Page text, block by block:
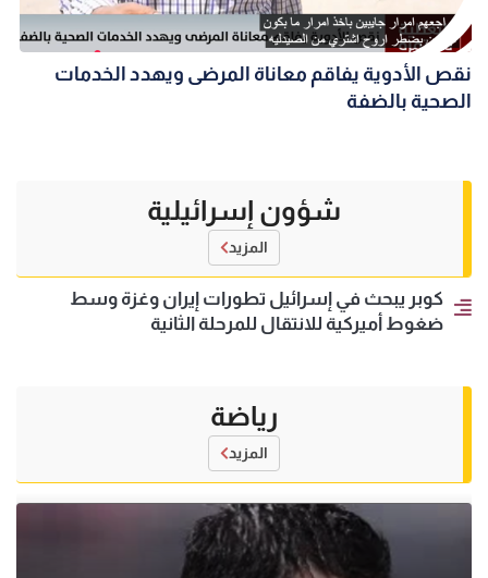
نقص الأدوية يفاقم معاناة المرضى ويهدد الخدمات
الصحية بالضفة
شؤون إسرائيلية
المزيد
كوبر يبحث في إسرائيل تطورات إيران وغزة وسط
ضغوط أميركية للانتقال للمرحلة الثانية
رياضة
المزيد